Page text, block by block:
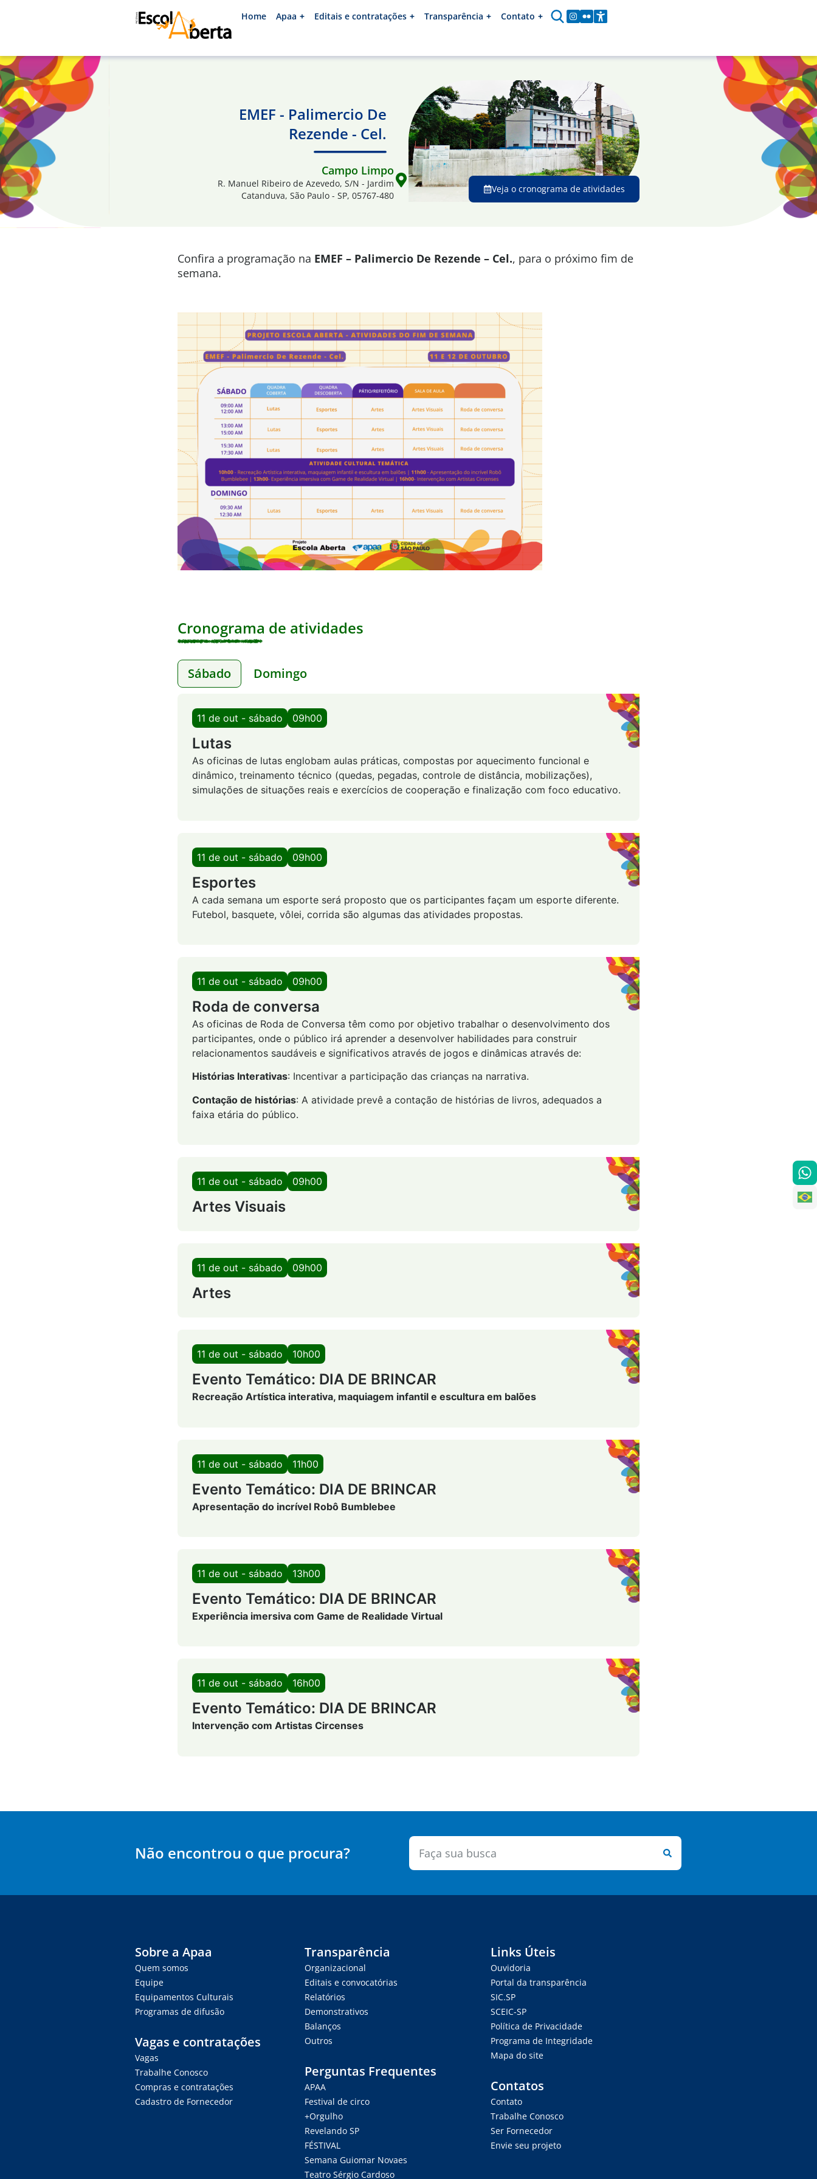
Home Apaa Editais e contratações Transparência Contato
EMEF - Palimercio De
Rezende - Cel.
Campo Limpo
R. Manuel Ribeiro de Azevedo, S/N - Jardim
Catanduva, São Paulo - SP, 05767-480
Veja o cronograma de atividades
Confira a programação na EMEF – Palimercio De Rezende – Cel., para o próximo fim de
semana.
Cronograma de atividades
Sábado Domingo
11 de out - sábado 09h00
Lutas
As oficinas de lutas englobam aulas práticas, compostas por aquecimento funcional e
dinâmico, treinamento técnico (quedas, pegadas, controle de distância, mobilizações),
simulações de situações reais e exercícios de cooperação e finalização com foco educativo.
11 de out - sábado 09h00
Esportes
A cada semana um esporte será proposto que os participantes façam um esporte diferente.
Futebol, basquete, vôlei, corrida são algumas das atividades propostas.
11 de out - sábado 09h00
Roda de conversa
As oficinas de Roda de Conversa têm como por objetivo trabalhar o desenvolvimento dos
participantes, onde o público irá aprender a desenvolver habilidades para construir
relacionamentos saudáveis e significativos através de jogos e dinâmicas através de:
Histórias Interativas: Incentivar a participação das crianças na narrativa.
Contação de histórias: A atividade prevê a contação de histórias de livros, adequados a
faixa etária do público.
11 de out - sábado 09h00
Artes Visuais
11 de out - sábado 09h00
Artes
11 de out - sábado 10h00
Evento Temático: DIA DE BRINCAR
Recreação Artística interativa, maquiagem infantil e escultura em balões
11 de out - sábado 11h00
Evento Temático: DIA DE BRINCAR
Apresentação do incrível Robô Bumblebee
11 de out - sábado 13h00
Evento Temático: DIA DE BRINCAR
Experiência imersiva com Game de Realidade Virtual
11 de out - sábado 16h00
Evento Temático: DIA DE BRINCAR
Intervenção com Artistas Circenses
Não encontrou o que procura?
Sobre a Apaa
Quem somos
Equipe
Equipamentos Culturais
Programas de difusão
Vagas e contratações
Vagas
Trabalhe Conosco
Compras e contratações
Cadastro de Fornecedor
Transparência
Organizacional
Editais e convocatórias
Relatórios
Demonstrativos
Balanços
Outros
Perguntas Frequentes
APAA
Festival de circo
+Orgulho
Revelando SP
FÉSTIVAL
Semana Guiomar Novaes
Teatro Sérgio Cardoso
Links Úteis
Ouvidoria
Portal da transparência
SIC.SP
SCEIC-SP
Política de Privacidade
Programa de Integridade
Mapa do site
Contatos
Contato
Trabalhe Conosco
Ser Fornecedor
Envie seu projeto